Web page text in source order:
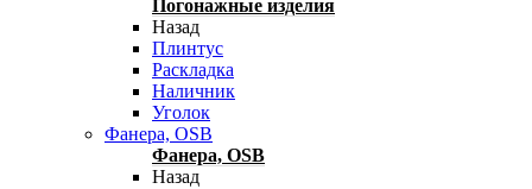
Погонажные изделия
Назад
Плинтус
Раскладка
Наличник
Уголок
Фанера, OSB
Фанера, OSB
Назад